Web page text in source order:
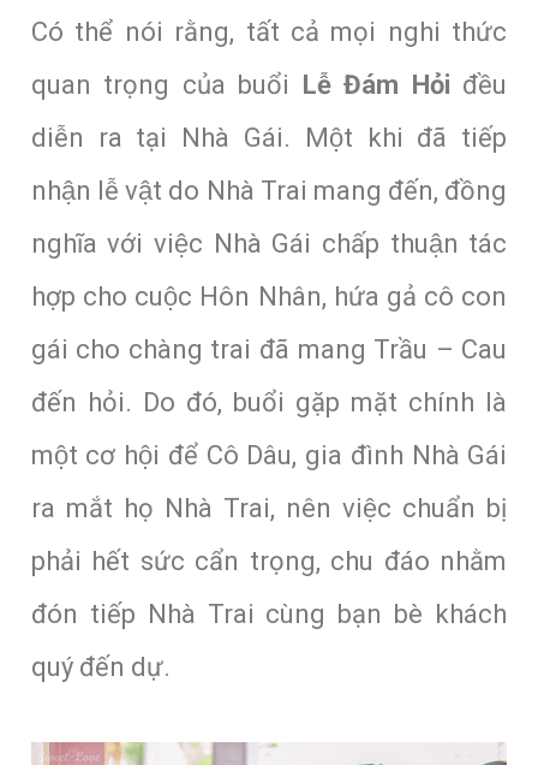
Có thể nói rằng, tất cả mọi nghi thức
quan trọng của buổi Lễ Đám Hỏi đều
diễn ra tại Nhà Gái. Một khi đã tiếp
nhận lễ vật do Nhà Trai mang đến, đồng
nghĩa với việc Nhà Gái chấp thuận tác
hợp cho cuộc Hôn Nhân, hứa gả cô con
gái cho chàng trai đã mang Trầu – Cau
đến hỏi. Do đó, buổi gặp mặt chính là
một cơ hội để Cô Dâu, gia đình Nhà Gái
ra mắt họ Nhà Trai, nên việc chuẩn bị
phải hết sức cẩn trọng, chu đáo nhằm
đón tiếp Nhà Trai cùng bạn bè khách
quý đến dự.